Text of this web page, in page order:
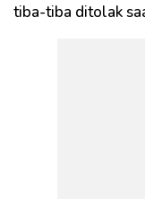
tiba-tiba ditolak